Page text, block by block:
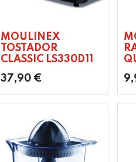
MOULINEX
TOSTADOR
CLASSIC LS330D11
37,90 €